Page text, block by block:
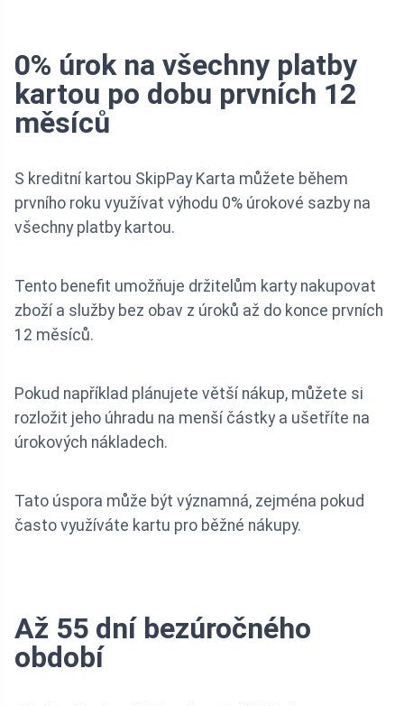
0% úrok na všechny platby
kartou po dobu prvních 12
měsíců
S kreditní kartou SkipPay Karta můžete během
prvního roku využívat výhodu 0% úrokové sazby na
všechny platby kartou.
Tento benefit umožňuje držitelům karty nakupovat
zboží a služby bez obav z úroků až do konce prvních
12 měsíců.
Pokud například plánujete větší nákup, můžete si
rozložit jeho úhradu na menší částky a ušetříte na
úrokových nákladech.
Tato úspora může být významná, zejména pokud
často využíváte kartu pro běžné nákupy.
Až 55 dní bezúročného
období